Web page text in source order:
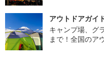
アウトドアガイ
キャンプ場、グ
まで！全国のア